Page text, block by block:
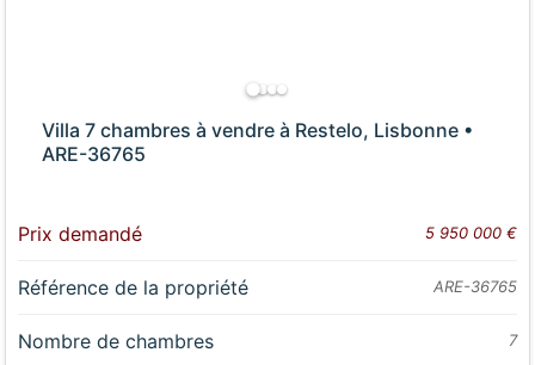
Villa 7 chambres à vendre à Restelo, Lisbonne •
ARE-36765
Prix demandé 5 950 000 €
Référence de la propriété ARE-36765
Nombre de chambres 7